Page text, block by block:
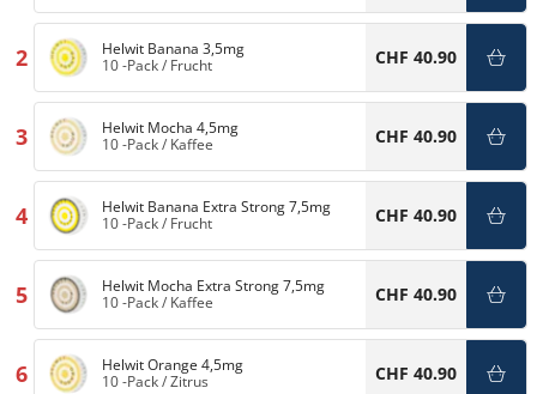
2
Helwit Banana 3,5mg
10 -Pack/ Frucht CHF 40.90
3
Helwit Mocha 4,5mg
10 -Pack/ Kaffee CHF 40.90
4
Helwit Banana Extra Strong 7,5mg
10 -Pack/ Frucht CHF 40.90
5
Helwit Mocha Extra Strong 7,5mg
10 -Pack/ Kaffee CHF 40.90
6
Helwit Orange 4,5mg
10 -Pack/Zitrus CHF 40.90